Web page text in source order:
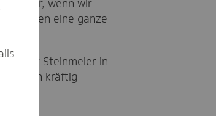
immer, wenn wir
Minuten eine ganze
Walter Steinmeier in
kräftig